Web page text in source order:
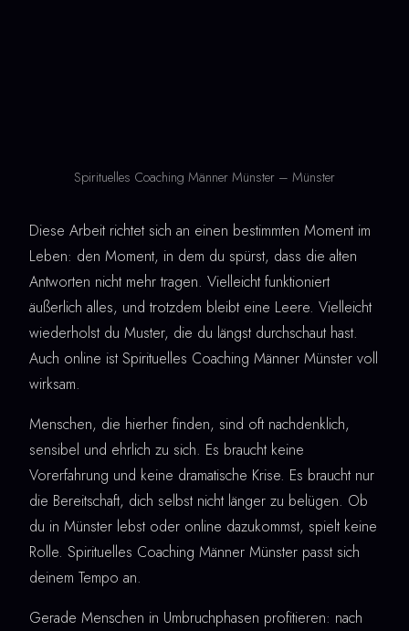
Spirituelles Coaching Männer Münster – Münster
Diese Arbeit richtet sich an einen bestimmten Moment im
Leben: den Moment, in dem du spürst, dass die alten
Antworten nicht mehr tragen. Vielleicht funktioniert
äußerlich alles, und trotzdem bleibt eine Leere. Vielleicht
wiederholst du Muster, die du längst durchschaut hast.
Auch online ist Spirituelles Coaching Männer Münster voll
wirksam.
Menschen, die hierher finden, sind oft nachdenklich,
sensibel und ehrlich zu sich. Es braucht keine
Vorerfahrung und keine dramatische Krise. Es braucht nur
die Bereitschaft, dich selbst nicht länger zu belügen. Ob
du in Münster lebst oder online dazukommst, spielt keine
Rolle. Spirituelles Coaching Männer Münster passt sich
deinem Tempo an.
Gerade Menschen in Umbruchphasen profitieren: nach